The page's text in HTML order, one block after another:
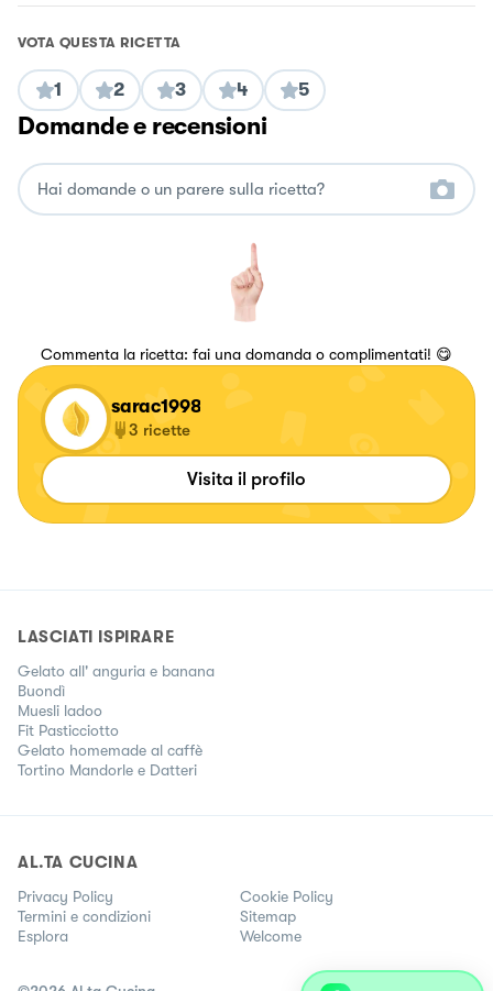
VOTA QUESTA RICETTA
1 2 3 4 5
Domande e recensioni
Commenta la ricetta: fai una domanda o complimentati! 😋
sarac1998
3 ricette
Visita il profilo
LASCIATI ISPIRARE
Gelato all' anguria e banana
Buondì
Muesli ladoo
Fit Pasticciotto
Gelato homemade al caffè
Tortino Mandorle e Datteri
AL.TA CUCINA
Privacy Policy
Cookie Policy
Termini e condizioni
Sitemap
Esplora
Welcome